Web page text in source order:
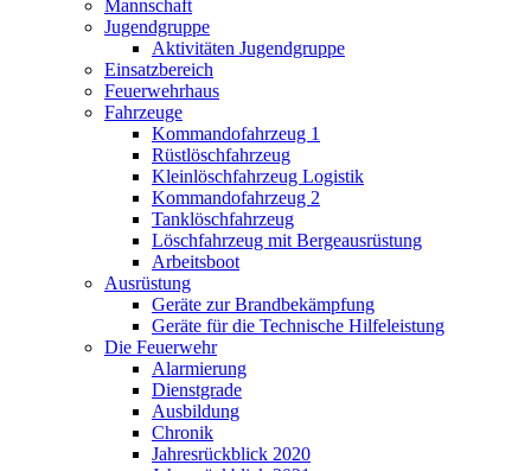
Mannschaft
Jugendgruppe
Aktivitäten Jugendgruppe
Einsatzbereich
Feuerwehrhaus
Fahrzeuge
Kommandofahrzeug 1
Rüstlöschfahrzeug
Kleinlöschfahrzeug Logistik
Kommandofahrzeug 2
Tanklöschfahrzeug
Löschfahrzeug mit Bergeausrüstung
Arbeitsboot
Ausrüstung
Geräte zur Brandbekämpfung
Geräte für die Technische Hilfeleistung
Die Feuerwehr
Alarmierung
Dienstgrade
Ausbildung
Chronik
Jahresrückblick 2020